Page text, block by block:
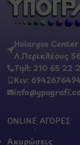
Holargos Center
Λ.Περικλέους
Τηλ: 210 65 22
Κιν:
ONLINE ΑΓΟΡΕΣ
Ακυρώσεις